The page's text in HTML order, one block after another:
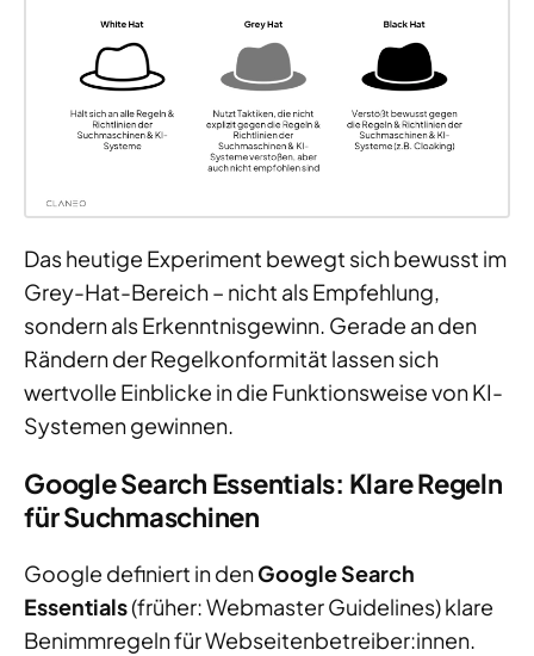
Das heutige Experiment bewegt sich bewusst im
Grey-Hat-Bereich – nicht als Empfehlung,
sondern als Erkenntnisgewinn. Gerade an den
Rändern der Regelkonformität lassen sich
wertvolle Einblicke in die Funktionsweise von KI-
Systemen gewinnen.
Google Search Essentials: Klare Regeln
für Suchmaschinen
Google definiert in denGoogle Search
Essentials(früher: Webmaster Guidelines) klare
Benimmregeln für Webseitenbetreiber:innen.